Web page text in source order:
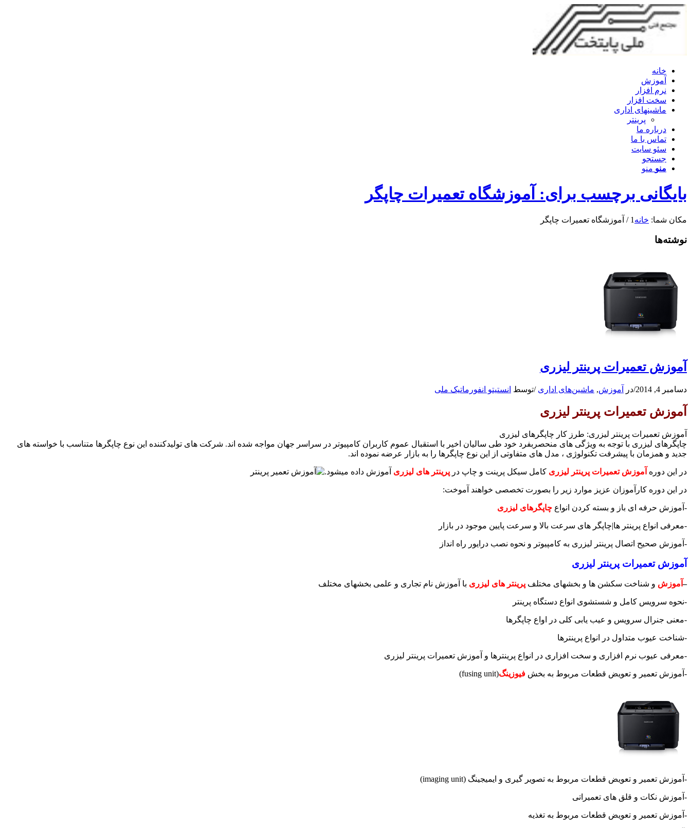
خانه
آموزش
نرم افزار
سخت افزار
ماشینهای اداری
پرینتر
درباره ما
تماس با ما
سئو سایت
جستجو
منو منو
بایگانی برچسب برای: آموزشگاه تعمیرات چاپگر
مکان شما: خانه 1
/ آموزشگاه تعمیرات چاپگر
نوشته‌ها
آموزش تعمیرات پرینتر لیزری
دسامبر 4, 2014 /در آموزش, ماشین‌های اداری /توسط انستیتو انفورماتیک ملی
آموزش تعمیرات پرینتر لیزری
آموزش تعمیرات پرینتر لیزری: طرز کار چاپگرهای لیزری
چاپگرهای لیزری با توجه به ویژگی های منحصربفرد خود طی سالیان اخیر با استقبال عموم کاربران کامپیوتر در سراسر جهان مواجه شده اند. شرکت های تولیدکننده این نوع چاپگرها متناسب با خواسته های
جدید و همزمان با پیشرفت تکنولوژی ، مدل های متفاوتی از این نوع چاپگرها را به بازار عرضه نموده اند.
در این دوره آموزش تعمیرات پرینتر لیزری کامل سیکل پرینت و چاپ در پرینتر های لیزری آموزش داده میشود.
در این دوره کارآموزان عزیز موارد زیر را بصورت تخصصی خواهند آموخت:
-آموزش حرفه ای باز و بسته کردن انواع چاپگرهای لیزری
-معرفی انواع پرینتر ها|چاپگر های سرعت بالا و سرعت پایین موجود در بازار
-آموزش صحیح اتصال پرینتر لیزری به کامپیوتر و نحوه نصب درایور راه انداز
آموزش تعمیرات پرینتر لیزری
–آموزش و شناخت سکشن ها و بخشهای مختلف پرینتر های لیزری با آموزش نام تجاری و علمی بخشهای مختلف
-نحوه سرویس کامل و شستشوی انواع دستگاه پرینتر
-معنی جنرال سرویس و عیب یابی کلی در اواع چاپگرها
-شناخت عیوب متداول در انواع پرینترها
-معرفی عیوب نرم افزاری و سخت افزاری در انواع پرینترها و آموزش تعمیرات پرینتر لیزری
-آموزش تعمیر و تعویض قطعات مربوط به بخش فیوزینگ(fusing unit)
-آموزش تعمیر و تعویض قطعات مربوط به تصویر گیری و ایمیجینگ (imaging unit)
-آموزش نکات و قلق های تعمیراتی
-آموزش تعمیر و تعویض قطعات مربوط به تغذیه